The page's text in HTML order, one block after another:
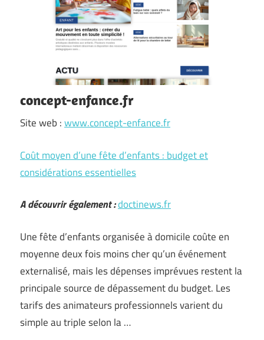
concept-enfance.fr
Site web :www.concept-enfance.fr
Coût moyen d’une fête d’enfants : budget et
considérations essentielles
A découvrir également :doctinews.fr
Une fête d’enfants organisée à domicile coûte en
moyenne deux fois moins cher qu’un événement
externalisé, mais les dépenses imprévues restent la
principale source de dépassement du budget. Les
tarifs des animateurs professionnels varient du
simple au triple selon la …